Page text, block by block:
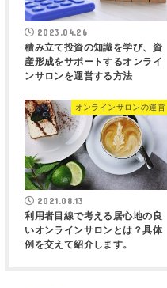
2023.04.26
積み立て投資の知識を学び、資
産形成をサポートするオンライ
ンサロンを運営する方法
オンラインサロンの運営
2021.08.13
利用者目線で考える居心地の良
いオンラインサロンとは？具体
例を交えて紹介します。